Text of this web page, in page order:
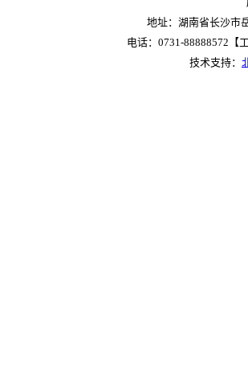
地址：湖南省长沙市
电话：0731-88888572【
技术支持：